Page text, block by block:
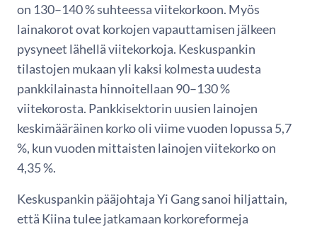
on 130–140 % suhteessa viitekorkoon. Myös
lainakorot ovat korkojen vapauttamisen jälkeen
pysyneet lähellä viitekorkoja. Keskuspankin
tilastojen mukaan yli kaksi kolmesta uudesta
pankkilainasta hinnoitellaan 90–130 %
viitekorosta. Pankkisektorin uusien lainojen
keskimääräinen korko oli viime vuoden lopussa 5,7
%, kun vuoden mittaisten lainojen viitekorko on
4,35 %.
Keskuspankin pääjohtaja Yi Gang sanoi hiljattain,
että Kiina tulee jatkamaan korkoreformeja